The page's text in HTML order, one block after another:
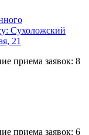
Сухоложский
21
приема заявок: 8
приема заявок: 6